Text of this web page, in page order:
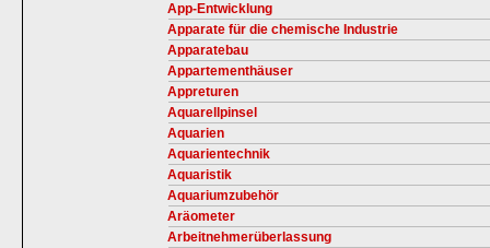
App-Entwicklung
Apparate für die chemische Industrie
Apparatebau
Appartementhäuser
Appreturen
Aquarellpinsel
Aquarien
Aquarientechnik
Aquaristik
Aquariumzubehör
Aräometer
Arbeitnehmerüberlassung